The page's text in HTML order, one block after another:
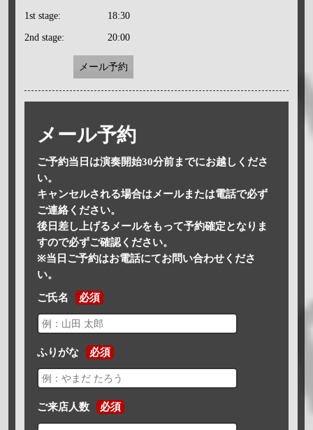
1st stage: 18:30
2nd stage: 20:00
メール予約
メール予約
ご予約当日は演奏開始30分前までにお越しくださ
い。
キャンセルされる場合はメールまたは電話で必ず
ご連絡ください。
後日差し上げるメールをもって予約確定となりま
すので必ずご確認ください。
※当日ご予約はお電話にてお問い合わせくださ
い。
ご氏名 必須
ふりがな 必須
ご来店人数 必須